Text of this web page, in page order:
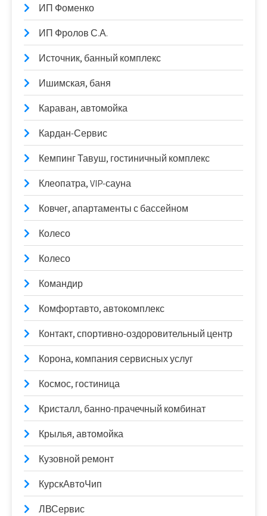
ИП Фоменко
ИП Фролов С.А.
Источник, банный комплекс
Ишимская, баня
Караван, автомойка
Кардан-Сервис
Кемпинг Тавуш, гостиничный комплекс
Клеопатра, VIP-сауна
Ковчег, апартаменты с бассейном
Колесо
Колесо
Командир
Комфортавто, автокомплекс
Контакт, спортивно-оздоровительный центр
Корона, компания сервисных услуг
Космос, гостиница
Кристалл, банно-прачечный комбинат
Крылья, автомойка
Кузовной ремонт
КурскАвтоЧип
ЛВСервис